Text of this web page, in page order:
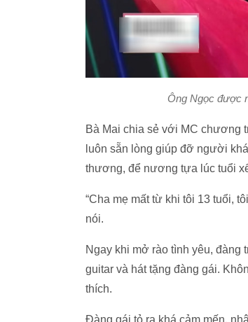
Ông Ngọc được
Bà Mai chia sẻ với MC chương
luôn sẵn lòng giúp đỡ người
thương, để nương tựa lúc tuổi
“Cha mẹ mất từ khi tôi 13 tuổi,
nói.
Ngay khi mở rào tình yêu, đàng
guitar và hát tặng đàng gái.
thích.